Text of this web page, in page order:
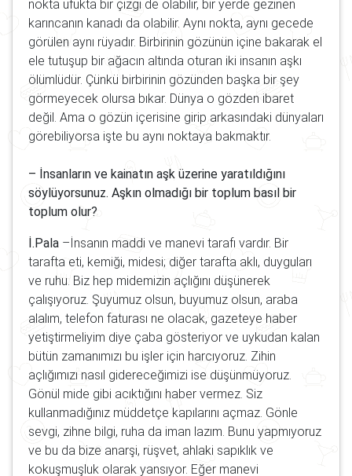
nokta ufukta bir çizgi de olabilir, bir yerde gezinen
karıncanın kanadı da olabilir. Aynı nokta, aynı gecede
görülen aynı rüyadır. Birbirinin gözünün içine bakarak el
ele tutuşup bir ağacın altında oturan iki insanın aşkı
ölümlüdür. Çünkü birbirinin gözünden başka bir şey
görmeyecek olursa bıkar. Dünya o gözden ibaret
değil. Ama o gözün içerisine girip arkasındaki dünyaları
görebiliyorsa işte bu aynı noktaya bakmaktır.
– İnsanların ve kainatın aşk üzerine yaratıldığını
söylüyorsunuz. Aşkın olmadığı bir toplum basıl bir
toplum olur?
İ.Pala –İnsanın maddi ve manevi tarafı vardır. Bir
tarafta eti, kemiği, midesi; diğer tarafta aklı, duyguları
ve ruhu. Biz hep midemizin açlığını düşünerek
çalışıyoruz. Şuyumuz olsun, buyumuz olsun, araba
alalım, telefon faturası ne olacak, gazeteye haber
yetiştirmeliyim diye çaba gösteriyor ve uykudan kalan
bütün zamanımızı bu işler için harcıyoruz. Zihin
açlığımızı nasıl gidereceğimizi ise düşünmüyoruz.
Gönül mide gibi acıktığını haber vermez. Siz
kullanmadığınız müddetçe kapılarını açmaz. Gönle
sevgi, zihne bilgi, ruha da iman lazım. Bunu yapmıyoruz
ve bu da bize anarşi, rüşvet, ahlaki sapıklık ve
kokuşmuşluk olarak yansıyor. Eğer manevi